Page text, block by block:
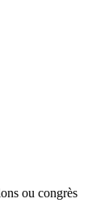
ou congrès